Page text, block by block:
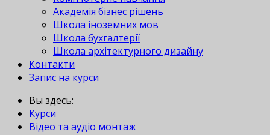
Академія бізнес рішень
Школа іноземних мов
Школа бухгалтерії
Школа архітектурного дизайну
Контакти
Запис на курси
Вы здесь:
Курси
Відео та аудіо монтаж